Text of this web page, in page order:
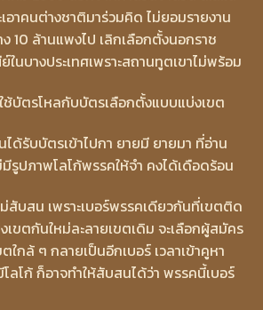
อาคนต่างชาติมาร่วมคิด ไม่ยอมรายงาน
ง 10 ล้านแพงไป เลิกเลือกตั้งนอกราช
นบางประเทศเพราะสถานทูตเขาไม่พร้อม
ช้บัตรโหลกับบัตรเลือกตั้งแบบแบ่งเขต
ด้รับบัตรเข้าไปกา ยายมี ยายมา ที่อ่าน
รูปภาพโลโก้พรรคให้จำ คงได้เดือดร้อน
สับสน เพราะเบอร์พรรคเดียวกันที่เขตติด
ขตกันใหม่ละลายเขตเดิม จะเลือกผู้สมัคร
ใกล้ ๆ กลายเป็นอีกเบอร์ เวลาเข้าคูหา
ลโก้ ก็อาจทำให้สับสนได้ว่า พรรคนี้เบอร์